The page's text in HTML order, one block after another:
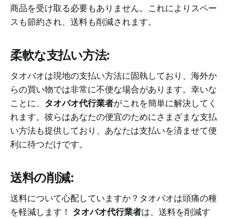
商品を受け取る必要もありません。これによりスペー
スも節約され、送料も削減されます。
柔軟な支払い方法:
タオバオは現地の支払い方法に固執しており、海外か
らの買い物では非常に不便な場合があります。幸いな
ことに、 タオバオ代行業者がこれを簡単に解決してく
れます。彼らはあなたの便宜のためにさまざまな支払
い方法も提供しており、あなたは支払いを済ませて便
利に待つだけです。
送料の削減:
送料について心配していますか？タオバオは頭痛の種
を軽減します！ タオバオ代行業者は、送料を削減す